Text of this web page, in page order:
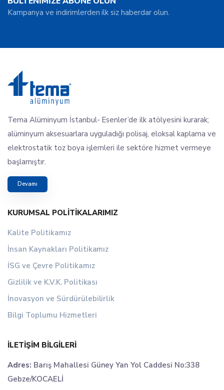
Kampanya ve indirimlerden ilk siz haberdar olun.
Tema Alüminyum İstanbul- Esenler’de ilk atölyesini kurarak;
alüminyum aksesuarlara uyguladığı polisaj, eloksal kaplama ve
elektrostatik toz boya işlemleri ile sektöre hizmet vermeye
başlamıştır.
Devamı
KURUMSAL POLITIKALARIMIZ
Kalite Politikamız
İnsan Kaynakları Politikamız
İSG ve Çevre Politikamız
Gizlilik ve K.V.K. Politikası
İnovasyon ve Sürdürülebilirlik
Bilgi Toplumu Hizmetleri
İLETIŞIM BILGILERI
Adres: Barış Mahallesi Güney Yan Yol Caddesi No:338
Gebze/KOCAELİ